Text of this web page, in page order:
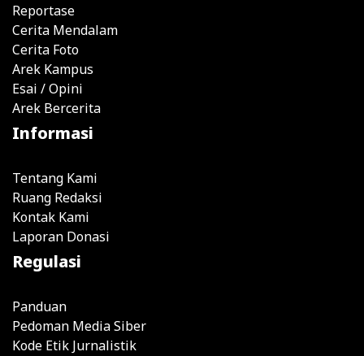
Reportase
Cerita Mendalam
Cerita Foto
Arek Kampus
Esai / Opini
Arek Bercerita
Informasi
Tentang Kami
Ruang Redaksi
Kontak Kami
Laporan Donasi
Regulasi
Panduan
Pedoman Media Siber
Kode Etik Jurnalistik